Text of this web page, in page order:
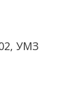
УМЗ